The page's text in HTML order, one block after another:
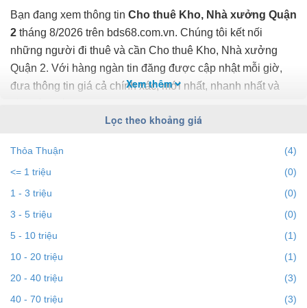
Bạn đang xem thông tin Cho thuê Kho, Nhà xưởng Quận
2 tháng 8/2026 trên bds68.com.vn. Chúng tôi kết nối
những người đi thuê và cần Cho thuê Kho, Nhà xưởng
Quận 2. Với hàng ngàn tin đăng được cập nhật mỗi giờ,
đưa thông tin giá cả chính xác, mới nhất, nhanh nhất và
Quận 2 theo địa điểm, giá, diện tích, số phòng ngủ và
hướng để tìm ra BĐS mong muốn. Ngoài ra với tính năng
gợi ý những batdongsan liền kề cùng mức giá giúp bạn dễ
dàng tìm ra chính chủ của BĐS.
nhất và phù hợp với nhu cầu, bạn hãy truy cập vào
bds68.com.vn. Nếu bạn có bất động sản muốn cho thuê,
bạn có thể
Xem thêm
Lọc theo khoảng giá
Thỏa Thuận
(4)
<= 1 triệu
(0)
1 - 3 triệu
(0)
3 - 5 triệu
(0)
5 - 10 triệu
(1)
10 - 20 triệu
(1)
20 - 40 triệu
(3)
40 - 70 triệu
(3)